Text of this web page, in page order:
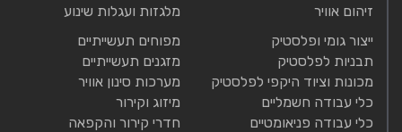
זיהום אוויר
מלגזות ועגלות שינוע
ייצור גומי ופלסטיק
תבניות לפלסטיק
מכונות וציוד היקפי לפלסטיק
כלי עבודה חשמליים
כלי עבודה פניאומטיים
מפוחים תעשייתיים
מזגנים תעשייתיים
מערכות סינון אוויר
מיזוג וקירור
חדרי קירור והקפאה